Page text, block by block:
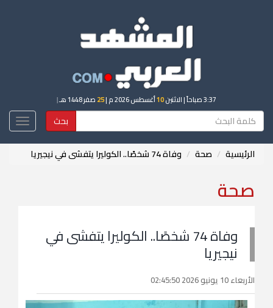
3:37 صباحاً | الاثنين10أغسطس 2026 م | 25 صفر 1448 هـ |
بحث
الرئيسية صحة وفاة 74 شخصًا.. الكوليرا يتفشى في نيجيريا
صحة
وفاة 74 شخصًا.. الكوليرا يتفشى في
نيجيريا
الأربعاء 10 يونيو 2026 02:45:50